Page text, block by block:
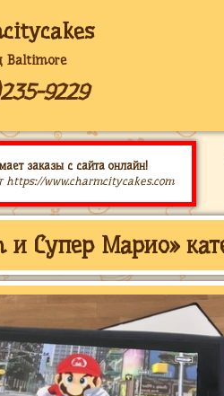
Baltimore
9229
заказы с сайта онлайн!
https://www.charmcitycakes.com
и Супер Марио»